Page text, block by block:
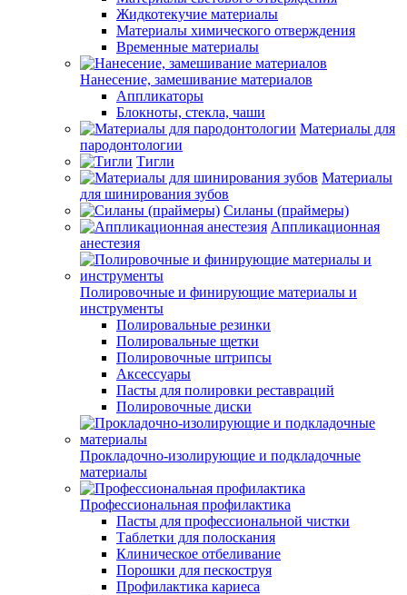
Жидкотекучие материалы
Материалы химического отверждения
Временные материалы
Нанесение, замешивание материалов
Аппликаторы
Блокноты, стекла, чаши
Материалы для
пародонтологии
Тигли
Материалы
для шинирования зубов
Силаны (праймеры)
Аппликационная
анестезия
Полировочные и финирующие материалы и
инструменты
Полировальные резинки
Полировальные щетки
Полировочные штрипсы
Аксессуары
Пасты для полировки реставраций
Полировочные диски
Прокладочно-изолирующие и подкладочные
материалы
Профессиональная профилактика
Пасты для профессиональной чистки
Таблетки для полоскания
Клиническое отбеливание
Порошки для пескоструя
Профилактика кариеса